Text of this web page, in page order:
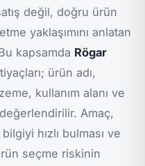
değil, doğru ürün
yaklaşımını anlatan
kapsamda Rögar
ürün adı,
kullanım alanı ve
Amaç,
hızlı bulması ve
seçme riskinin